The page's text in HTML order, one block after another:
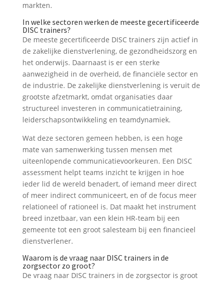
markten.
In welke sectoren werken de meeste gecertificeerde
DISC trainers?
De meeste gecertificeerde DISC trainers zijn actief in
de zakelijke dienstverlening, de gezondheidszorg en
het onderwijs. Daarnaast is er een sterke
aanwezigheid in de overheid, de financiële sector en
de industrie. De zakelijke dienstverlening is veruit de
grootste afzetmarkt, omdat organisaties daar
structureel investeren in communicatietraining,
leiderschapsontwikkeling en teamdynamiek.
Wat deze sectoren gemeen hebben, is een hoge
mate van samenwerking tussen mensen met
uiteenlopende communicatievoorkeuren. Een DISC
assessment helpt teams inzicht te krijgen in hoe
ieder lid de wereld benadert, of iemand meer direct
of meer indirect communiceert, en of de focus meer
relationeel of rationeel is. Dat maakt het instrument
breed inzetbaar, van een klein HR-team bij een
gemeente tot een groot salesteam bij een financieel
dienstverlener.
Waarom is de vraag naar DISC trainers in de
zorgsector zo groot?
De vraag naar DISC trainers in de zorgsector is groot